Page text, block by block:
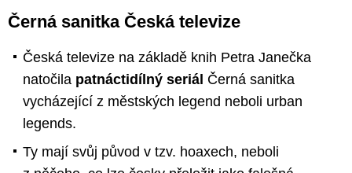
Černá sanitka Česká televize
Česká televize na základě knih Petra Janečka
natočila patnáctidílný seriál Černá sanitka
vycházející z městských legend neboli urban
legends.
Ty mají svůj původ v tzv. hoaxech, neboli